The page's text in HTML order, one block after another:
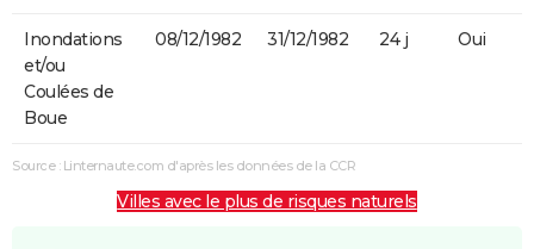
Inondations
et/ou
Coulées de
Boue
08/12/1982 31/12/1982 24 j Oui
Source : Linternaute.com d'après les données de la CCR
Villes avec le plus de risques naturels